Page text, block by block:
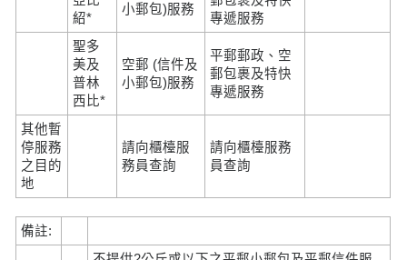
紹*
小郵包)服務
專遞服務
聖多
美及
普林
西比*
空郵 (信件及
小郵包)服務
平郵郵政、空
郵包裹及特快
專遞服務
其他暫
停服務
之目的
地
請向櫃檯服
務員查詢
請向櫃檯服務
員查詢
備註: